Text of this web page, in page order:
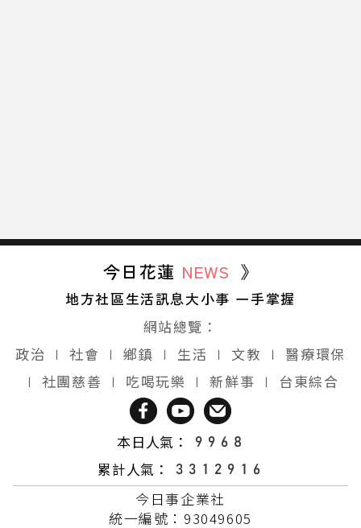
今日花蓮 NEWS 》
地方社區生活訊息大小事 一手掌握
網站總覽：
政治 ∣ 社會 ∣ 鄉鎮 ∣ 生活 ∣ 文教 ∣
醫療環保
∣ 社團慈善 ∣ 吃喝玩樂 ∣ 新鮮事 ∣ 台東綜合
本日人氣：
累計人氣：
今日事企業社
統一編號：93049605